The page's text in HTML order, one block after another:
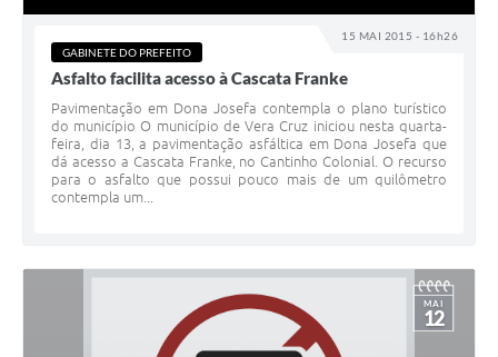
15 MAI 2015 - 16h26
GABINETE DO PREFEITO
Asfalto facilita acesso à Cascata Franke
Pavimentação em Dona Josefa contempla o plano turístico
do município O município de Vera Cruz iniciou nesta quarta-
feira, dia 13, a pavimentação asfáltica em Dona Josefa que
dá acesso a Cascata Franke, no Cantinho Colonial. O recurso
para o asfalto que possui pouco mais de um quilômetro
contempla um...
MAI
12